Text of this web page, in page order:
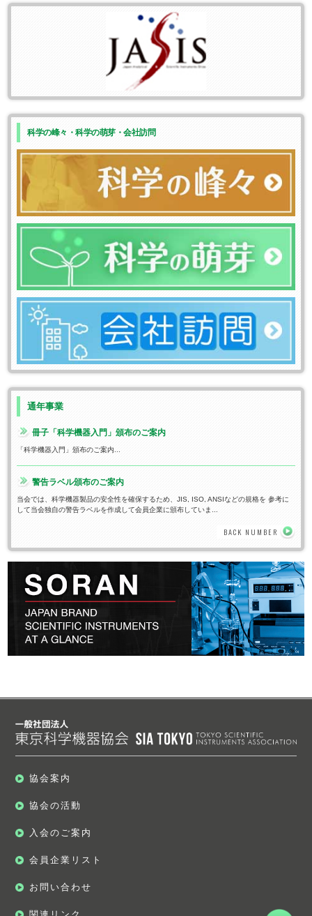
科学の峰々・科学の萌芽・会社訪問
通年事業
冊子「科学機器入門」頒布のご案内
「科学機器入門」頒布のご案内...
警告ラベル頒布のご案内
当会では、科学機器製品の安全性を確保するため、JIS, ISO, ANSIなどの規格を 参考に
して当会独自の警告ラベルを作成して会員企業に頒布していま...
BACK NUMBER
協会案内
協会の活動
入会のご案内
会員企業リスト
お問い合わせ